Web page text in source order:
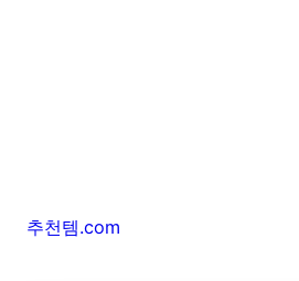
추천템.com